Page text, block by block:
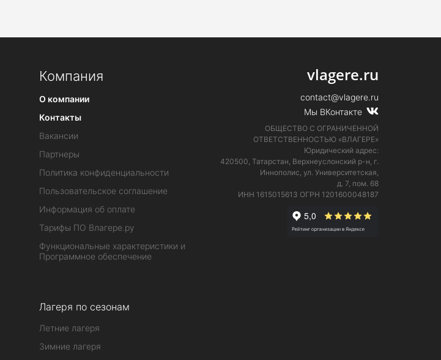
Компания
О компании
Контакты
Вакансии
Партнеры
Политика конфиденциальности
Пользовательское соглашение
Информация об оплате
Тарифы ПО Влагере.ру
Функциональные характеристики и
Программное обеспечение
Лагеря по сезонам
Летние лагеря
Зимние лагеря
vlagere.ru
contact@vlagere.ru
Мы ВКонтакте
ОБЩЕСТВО С ОГРАНИЧЕННОЙ
ОТВЕТСТВЕННОСТЬЮ «ВЛАГЕРЕ»
Юридический адрес:
420500, Татарстан, Верхнеуслонский р-н, г.
Иннополис, ул. Университетская,
д. 7, пом. 68
ИНН 1615015613 ОГРН 1201600048187